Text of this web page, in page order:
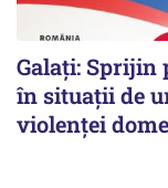
Galați:
în situații de
violenței